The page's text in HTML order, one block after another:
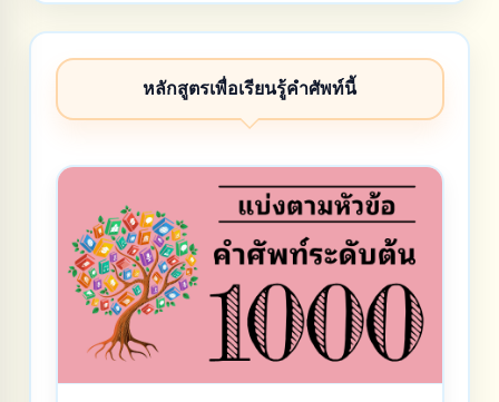
หลักสูตรเพื่อเรียนรู้คำศัพท์นี้